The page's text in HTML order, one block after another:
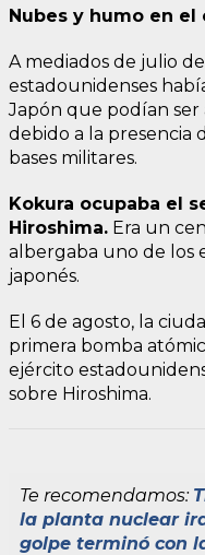
Nubes y humo en el
A mediados de julio
estadounidenses
Japón que podían ser
debido a la presencia
bases militares.
Kokura ocupaba el
Hiroshima. Era un
albergaba uno de los
japonés.
El 6 de agosto, la
primera bomba
ejército
sobre Hiroshima.
Te recomendamos:
la planta nuclear
golpe terminó con